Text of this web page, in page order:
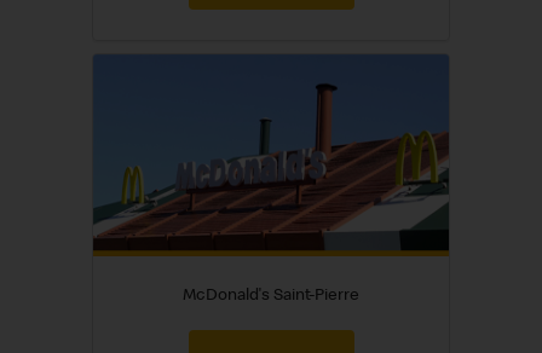
McDonald's Saint-Pierre